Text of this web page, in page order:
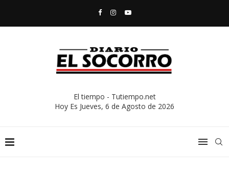
El tiempo - Tutiempo.net
Hoy Es Jueves, 6 de Agosto de 2026